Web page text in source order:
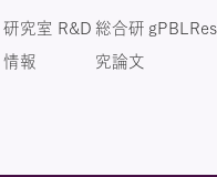
研究室
情報
R&D 総合研
究論文
gPBL